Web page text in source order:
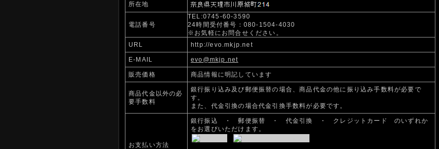
所在地
電話番号
TEL:0745-60-3590
24時間受付番号：080-1504-4030
※お気軽にお問合せください。
URL
http://evo.mkjp.net
E-MAIL evo@mkjp.net
販売価格 商品情報に明記しています
商品代金以外の必
要手数料
銀行振り込み及び郵便振替の場合、商品代金の他に振り込み手数料が必要で
す。
また、代金引換の場合代金引換手数料が必要です。
お支払い方法
銀行振込 ・ 郵便振替 ・ 代金引換 ・ クレジットカード のいずれか
をお選びいただけます。